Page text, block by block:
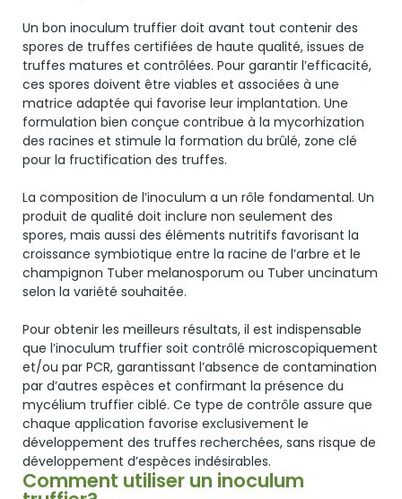
Un bon inoculum truffier doit avant tout contenir des
spores de truffes certifiées de haute qualité, issues de
truffes matures et contrôlées. Pour garantir l’efficacité,
ces spores doivent être viables et associées à une
matrice adaptée qui favorise leur implantation. Une
formulation bien conçue contribue à la mycorhization
des racines et stimule la formation du brûlé, zone clé
pour la fructification des truffes.
La composition de l’inoculum a un rôle fondamental. Un
produit de qualité doit inclure non seulement des
spores, mais aussi des éléments nutritifs favorisant la
croissance symbiotique entre la racine de l’arbre et le
champignon Tuber melanosporum ou Tuber uncinatum
selon la variété souhaitée.
Pour obtenir les meilleurs résultats, il est indispensable
que l’inoculum truffier soit contrôlé microscopiquement
et/ou par PCR, garantissant l’absence de contamination
par d’autres espèces et confirmant la présence du
mycélium truffier ciblé. Ce type de contrôle assure que
chaque application favorise exclusivement le
développement des truffes recherchées, sans risque de
développement d’espèces indésirables.
Comment utiliser un inoculum